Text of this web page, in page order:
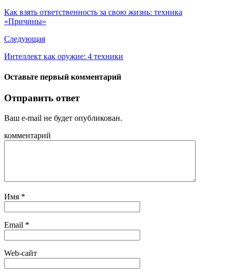
Как взять ответственность за свою жизнь: техника
«Причины»
Следующая
Интеллект как оружие: 4 техники
Оставьте первый комментарий
Отправить ответ
Ваш e-mail не будет опубликован.
комментарий
Имя *
Email *
Web-сайт